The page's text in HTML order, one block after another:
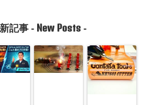
記事 - New Posts -